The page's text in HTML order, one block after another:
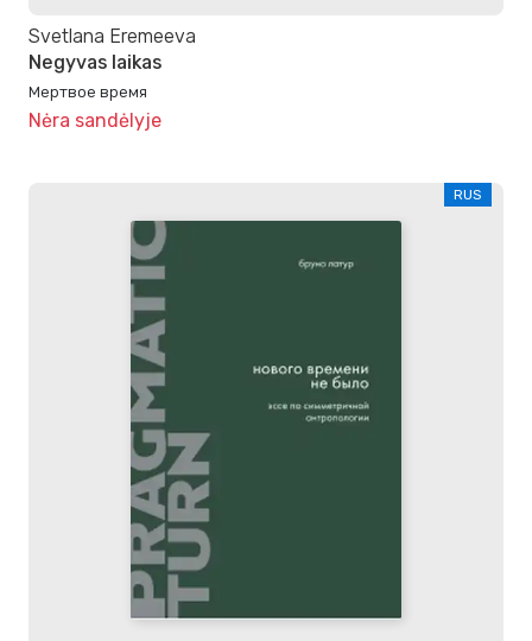
Svetlana Eremeeva
Negyvas laikas
Мертвое время
Nėra sandėlyje
RUS